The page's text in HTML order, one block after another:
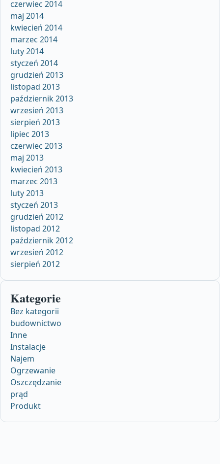
czerwiec 2014
maj 2014
kwiecień 2014
marzec 2014
luty 2014
styczeń 2014
grudzień 2013
listopad 2013
październik 2013
wrzesień 2013
sierpień 2013
lipiec 2013
czerwiec 2013
maj 2013
kwiecień 2013
marzec 2013
luty 2013
styczeń 2013
grudzień 2012
listopad 2012
październik 2012
wrzesień 2012
sierpień 2012
Kategorie
Bez kategorii
budownictwo
Inne
Instalacje
Najem
Ogrzewanie
Oszczędzanie
prąd
Produkt